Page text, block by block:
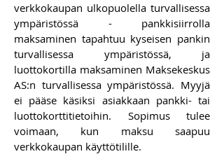
verkkokaupan ulkopuolella turvallisessa
ympäristössä - pankkisiirrolla
maksaminen tapahtuu kyseisen pankin
turvallisessa ympäristössä, ja
luottokortilla maksaminen Maksekeskus
AS:n turvallisessa ympäristössä. Myyjä
ei pääse käsiksi asiakkaan pankki- tai
luottokorttitietoihin. Sopimus tulee
voimaan, kun maksu saapuu
verkkokaupan käyttötilille.